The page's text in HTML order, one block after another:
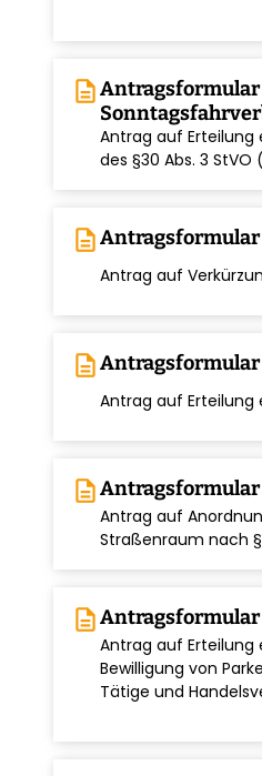
description
Antrag auf
des §30 Abs. 3
description
Antrag auf
description
Antrag auf Erteilung
description
Antrag auf
Straßenraum nach
description
Antrag auf
Bewilligung von
Tätige und